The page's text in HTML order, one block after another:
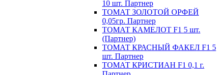
10 шт. Партнер
ТОМАТ ЗОЛОТОЙ ОРФЕЙ
0,05гр. Партнер
ТОМАТ КАМЕЛОТ F1 5 шт.
(Партнер)
ТОМАТ КРАСНЫЙ ФАКЕЛ F1 5
шт. Партнер
ТОМАТ КРИСТИАН F1 0,1 г.